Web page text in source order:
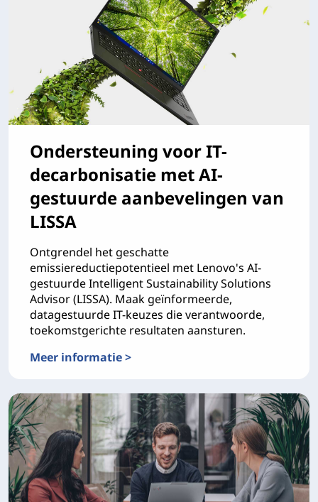
Ondersteuning voor IT-
decarbonisatie met AI-
gestuurde aanbevelingen van
LISSA
Ontgrendel het geschatte
emissiereductiepotentieel met Lenovo's AI-
gestuurde Intelligent Sustainability Solutions
Advisor (LISSA). Maak geïnformeerde,
datagestuurde IT-keuzes die verantwoorde,
toekomstgerichte resultaten aansturen.
Meer informatie >